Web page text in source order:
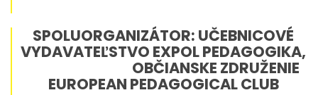
SPOLUORGANIZÁTOR: UČEBNICOVÉ
VYDAVATEĽSTVO EXPOL PEDAGOGIKA,
OBČIANSKE ZDRUŽENIE
EUROPEAN PEDAGOGICAL CLUB